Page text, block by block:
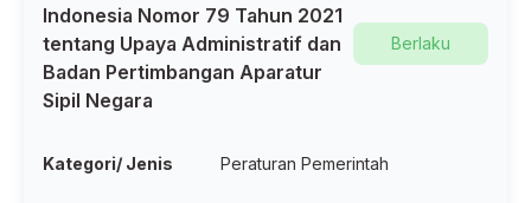
Indonesia Nomor 79 Tahun 2021
tentang Upaya Administratif dan
Badan Pertimbangan Aparatur
Sipil Negara
Berlaku
Kategori/ Jenis Peraturan Pemerintah